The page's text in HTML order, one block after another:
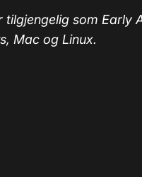
tilgjengelig som Early
Mac og Linux.